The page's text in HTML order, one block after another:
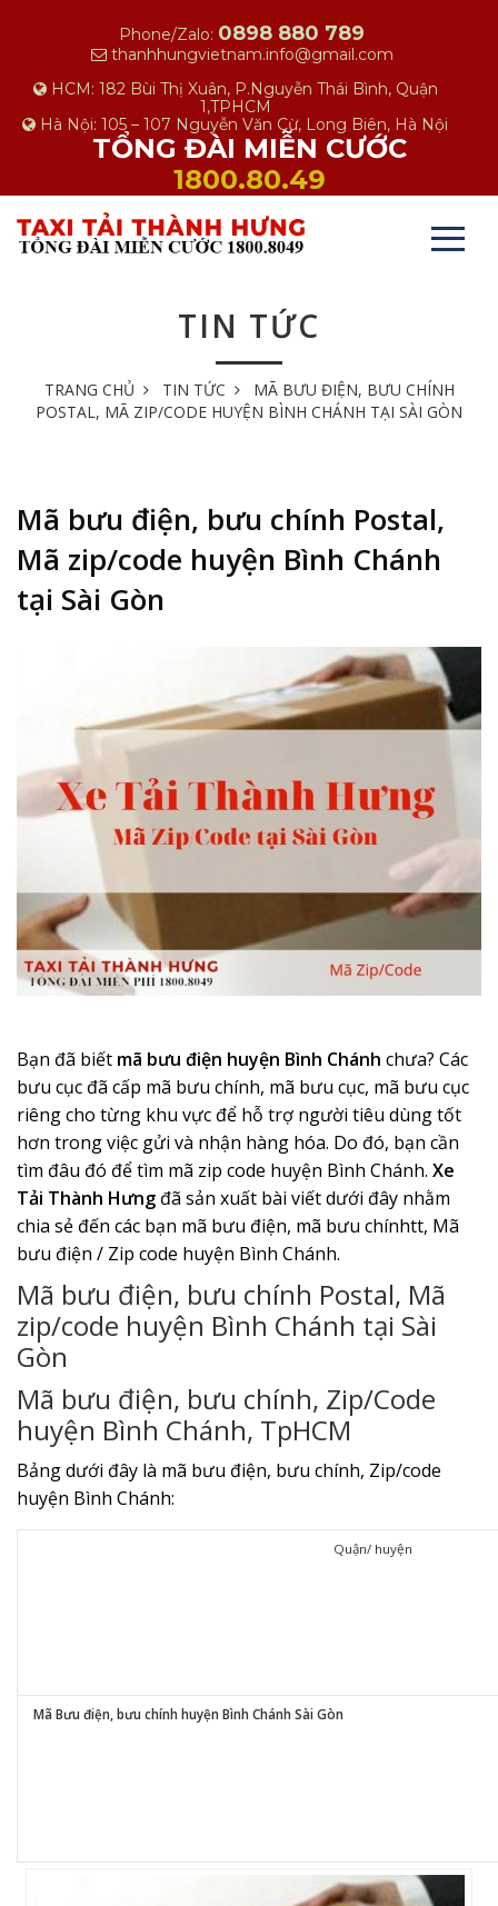
Phone/Zalo: 0898 880 789
thanhhungvietnam.info@gmail.com
HCM: 182 Bùi Thị Xuân, P.Nguyễn Thái Bình, Quận
1,TPHCM
Hà Nội: 105 – 107 Nguyễn Văn Cừ, Long Biên, Hà Nội
TỔNG ĐÀI MIỄN CƯỚC
1800.80.49
TIN TỨC
TRANG CHỦ TIN TỨC
MÃ BƯU ĐIỆN, BƯU CHÍNH
POSTAL, MÃ ZIP/CODE HUYỆN BÌNH CHÁNH TẠI SÀI GÒN
Mã bưu điện, bưu chính Postal,
Mã zip/code huyện Bình Chánh
tại Sài Gòn
Bạn đã biết mã bưu điện huyện Bình Chánh chưa? Các
bưu cục đã cấp mã bưu chính, mã bưu cục, mã bưu cục
riêng cho từng khu vực để hỗ trợ người tiêu dùng tốt
hơn trong việc gửi và nhận hàng hóa. Do đó, bạn cần
tìm đâu đó để tìm mã zip code huyện Bình Chánh. Xe
Tải Thành Hưng đã sản xuất bài viết dưới đây nhằm
chia sẻ đến các bạn mã bưu điện, mã bưu chínhtt, Mã
bưu điện / Zip code huyện Bình Chánh.
Mã bưu điện, bưu chính Postal, Mã
zip/code huyện Bình Chánh tại Sài
Gòn
Mã bưu điện, bưu chính, Zip/Code
huyện Bình Chánh, TpHCM
Bảng dưới đây là mã bưu điện, bưu chính, Zip/code
huyện Bình Chánh:
Quận/ huyện
Mã Bưu điện, bưu chính huyện Bình Chánh Sài Gòn